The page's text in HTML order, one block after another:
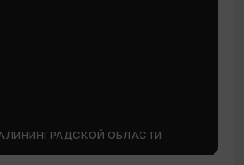
ОБЛАСТИ